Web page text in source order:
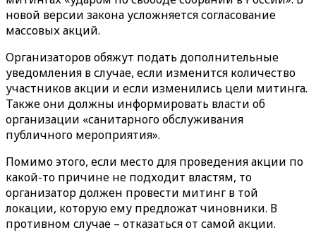
новой версии закона усложняется согласование
массовых акций.
Организаторов обяжут подать дополнительные
уведомления в случае, если изменится количество
участников акции и если изменились цели митинга.
Также они должны информировать власти об
организации «санитарного обслуживания
публичного мероприятия».
Помимо этого, если место для проведения акции по
какой-то причине не подходит властям, то
организатор должен провести митинг в той
локации, которую ему предложат чиновники. В
противном случае – отказаться от самой акции.